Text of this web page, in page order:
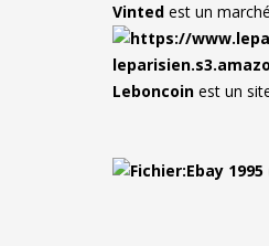
Vinted est un
Leboncoin est un